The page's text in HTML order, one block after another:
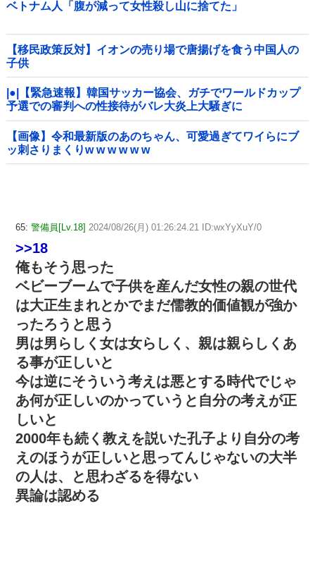
ベトナム人「腹が減って女性殺し山に捨てた」
【移民政策反対】イオンの売り場で唐揚げを食う中国人の
子供
|●|【緊急速報】韓国サッカー協会、ガチでワールドカップ
予選での審判への性接待がバレ大炎上大騒ぎに
【画像】令和最新版のあのちゃん、可愛過ぎてワイらにブ
ッ刺さりまくりw w w w w w
65: 警備員[Lv.18] 2024/08/26(月) 01:26:24.21 ID:wxYyXuY/0
>>18
俺もそう思った
ベビーブームで子供を産んだ女性の親の世代
は大正生まれとかでまだ儒教的価値観が強か
ったろうと思う
男は男らしく女は女らしく、親は親らしくあ
る事が正しいと
今は逆にそういう考えは悪とする時代でじゃ
あ何が正しいのかっていうと自分の考えが正
しいと
2000年も続く教えを説いた孔子より自分の考
えのほうが正しいと思ってんじゃないの大半
の人は、と思わざるを得ない
異論は認める